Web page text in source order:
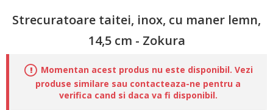
Strecuratoare taitei, inox, cu maner lemn,
14,5 cm - Zokura
Momentan acest produs nu este disponibil. Vezi
produse similare sau contacteaza-ne pentru a
verifica cand si daca va fi disponibil.